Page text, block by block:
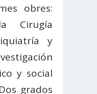
obres:
Cirugía
y
y social
grados